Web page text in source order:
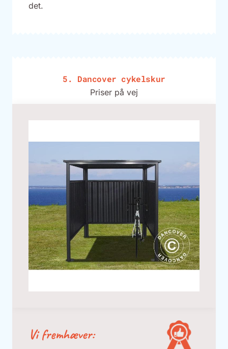
det.
5. Dancover cykelskur
Priser på vej
Vi fremhæver: